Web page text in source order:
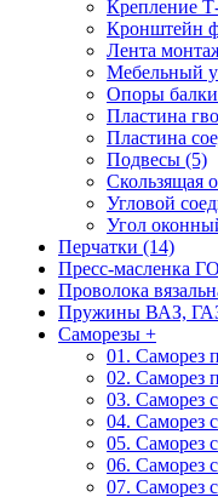
Крепление
Кронштейн
Лента
Мебельный
Опоры
Пластина
Пластина
Подвесы (5)
Скользящая
Угловой
Угол
Перчатки (14)
Пресс-масленка
Проволока
Пружины ВАЗ,
Саморезы +
01. Саморез
02. Саморез
03. Саморез
04. Саморез
05. Саморез
06. Саморез
07. Саморез